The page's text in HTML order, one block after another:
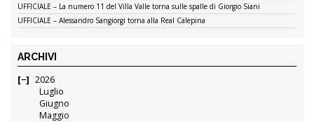
UFFICIALE – La numero 11 del Villa Valle torna sulle spalle di Giorgio Siani
UFFICIALE – Alessandro Sangiorgi torna alla Real Calepina
ARCHIVI
2026
Luglio
Giugno
Maggio